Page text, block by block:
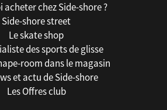
acheter chez Side-shore ?
Side-shore street
Le skate shop
des sports de glisse
room dans le magasin
et actu de Side-shore
Les Offres club